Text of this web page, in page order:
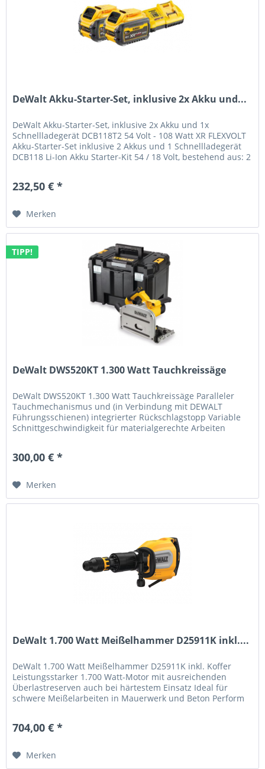
DeWalt Akku-Starter-Set, inklusive 2x Akku und...
DeWalt Akku-Starter-Set, inklusive 2x Akku und 1x
Schnellladegerät DCB118T2 54 Volt - 108 Watt XR FLEXVOLT
Akku-Starter-Set inklusive 2 Akkus und 1 Schnellladegerät
DCB118 Li-Ion Akku Starter-Kit 54 / 18 Volt, bestehend aus: 2
232,50 € *
Merken
TIPP!
DeWalt DWS520KT 1.300 Watt Tauchkreissäge
DeWalt DWS520KT 1.300 Watt Tauchkreissäge Paralleler
Tauchmechanismus und (in Verbindung mit DEWALT
Führungsschienen) integrierter Rückschlagstopp Variable
Schnittgeschwindigkeit für materialgerechte Arbeiten
300,00 € *
Merken
DeWalt 1.700 Watt Meißelhammer D25911K inkl....
DeWalt 1.700 Watt Meißelhammer D25911K inkl. Koffer
Leistungsstarker 1.700 Watt-Motor mit ausreichenden
Überlastreserven auch bei härtestem Einsatz Ideal für
schwere Meißelarbeiten in Mauerwerk und Beton Perform
704,00 € *
Merken